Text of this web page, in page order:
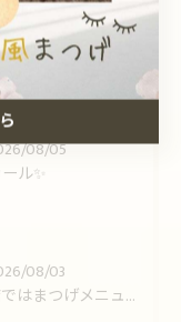
Recent Posts
08/05
ル✨️
08/03
当店ではまつげメニューとネイルの同時施術可能です！